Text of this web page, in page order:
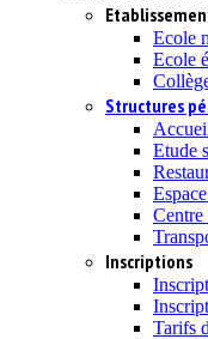
Ecole
Ecole
Structures
Etude
Centre
Inscriptions
Tarifs